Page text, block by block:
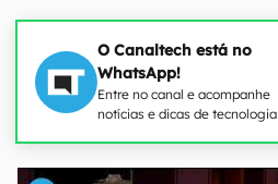
O Canaltech está no
WhatsApp!
Entre no canal e acompanhe
notícias e dicas de tecnologia